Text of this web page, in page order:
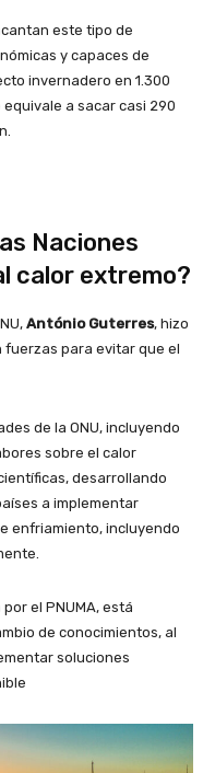
este tipo de
y capaces de
invernadero en 1.300
a sacar casi 290
Naciones
calor extremo?
António Guterres, hizo
fuerzas para evitar que el
de la ONU, incluyendo
sobre el calor
desarrollando
a implementar
enfriamiento, incluyendo
el PNUMA, está
de conocimientos, al
soluciones